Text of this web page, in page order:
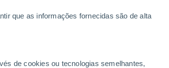
que as informações fornecidas são de alta
de cookies ou tecnologias semelhantes,